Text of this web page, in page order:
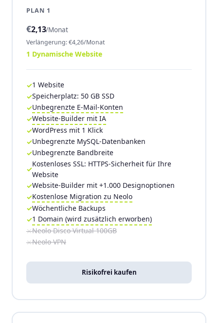
PLAN 1
€2,13/Monat
Verlängerung: €4,26/Monat
1 Dynamische Website
1 Website
Speicherplatz: 50 GB SSD
Unbegrenzte E-Mail-Konten
Website-Builder mit IA
WordPress mit 1 Klick
Unbegrenzte MySQL-Datenbanken
Unbegrenzte Bandbreite
Kostenloses SSL: HTTPS-Sicherheit für Ihre
Website
Website-Builder mit +1.000 Designoptionen
Kostenlose Migration zu Neolo
Wöchentliche Backups
1 Domain (wird zusätzlich erworben)
Neolo Disco Virtual 100GB
Neolo VPN
Risikofrei kaufen